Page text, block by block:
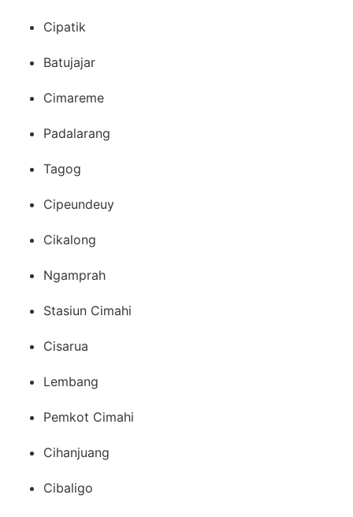
Cipatik
Batujajar
Cimareme
Padalarang
Tagog
Cipeundeuy
Cikalong
Ngamprah
Stasiun Cimahi
Cisarua
Lembang
Pemkot Cimahi
Cihanjuang
Cibaligo